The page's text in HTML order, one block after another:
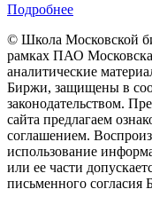
Подробнее
© Школа Московской
рамках ПАО
аналитические
Биржи, защищены в
законодательством.
сайта предлагаем
соглашением.
использование
или ее части
письменного согласия